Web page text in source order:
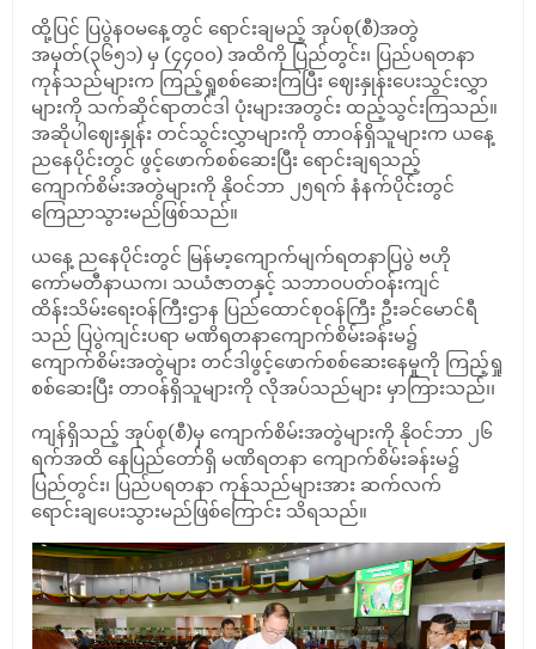
ထို့ပြင် ပြပွဲနဝမနေ့တွင် ရောင်းချမည့် အုပ်စု(စီ)အတွဲ
အမှတ်(၃၆၅၁) မှ (၄၄၀၀) အထိကို ပြည်တွင်း၊ ပြည်ပရတနာ
ကုန်သည်များက ကြည့်ရှုစစ်ဆေးကြပြီး ဈေးနှုန်းပေးသွင်းလွှာ
များကို သက်ဆိုင်ရာတင်ဒါ ပုံးများအတွင်း ထည့်သွင်းကြသည်။
အဆိုပါဈေးနှုန်း တင်သွင်းလွှာများကို တာဝန်ရှိသူများက ယနေ့
ညနေပိုင်းတွင် ဖွင့်ဖောက်စစ်ဆေးပြီး ရောင်းချရသည့်
ကျောက်စိမ်းအတွဲများကို နိုဝင်ဘာ ၂၅ရက် နံနက်ပိုင်းတွင်
ကြေညာသွားမည်ဖြစ်သည်။
ယနေ့ ညနေပိုင်းတွင် မြန်မာ့ကျောက်မျက်ရတနာပြပွဲ ဗဟို
ကော်မတီနာယက၊ သယံဇာတနှင့် သဘာဝပတ်ဝန်းကျင်
ထိန်းသိမ်းရေးဝန်ကြီးဌာန ပြည်ထောင်စုဝန်ကြီး ဦးခင်မောင်ရီ
သည် ပြပွဲကျင်းပရာ မဏိရတနာကျောက်စိမ်းခန်းမ၌
ကျောက်စိမ်းအတွဲများ တင်ဒါဖွင့်ဖောက်စစ်ဆေးနေမှုကို ကြည့်ရှု
စစ်ဆေးပြီး တာဝန်ရှိသူများကို လိုအပ်သည်များ မှာကြားသည်၊၊
ကျန်ရှိသည့် အုပ်စု(စီ)မှ ကျောက်စိမ်းအတွဲများကို နိုဝင်ဘာ ၂၆
ရက်အထိ နေပြည်တော်ရှိ မဏိရတနာ ကျောက်စိမ်းခန်းမ၌
ပြည်တွင်း၊ ပြည်ပရတနာ ကုန်သည်များအား ဆက်လက်
ရောင်းချပေးသွားမည်ဖြစ်ကြောင်း သိရသည်။